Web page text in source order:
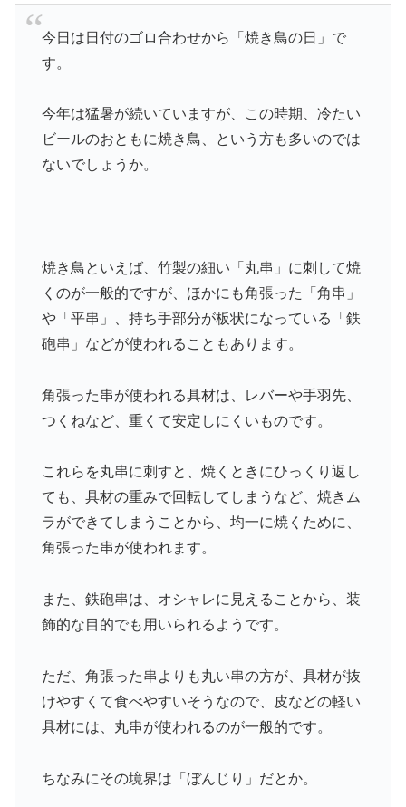
今日は日付のゴロ合わせから「焼き鳥の日」で
す。
今年は猛暑が続いていますが、この時期、冷たい
ビールのおともに焼き鳥、という方も多いのでは
ないでしょうか。
焼き鳥といえば、竹製の細い「丸串」に刺して焼
くのが一般的ですが、ほかにも角張った「角串」
や「平串」、持ち手部分が板状になっている「鉄
砲串」などが使われることもあります。
角張った串が使われる具材は、レバーや手羽先、
つくねなど、重くて安定しにくいものです。
これらを丸串に刺すと、焼くときにひっくり返し
ても、具材の重みで回転してしまうなど、焼きム
ラができてしまうことから、均一に焼くために、
角張った串が使われます。
また、鉄砲串は、オシャレに見えることから、装
飾的な目的でも用いられるようです。
ただ、角張った串よりも丸い串の方が、具材が抜
けやすくて食べやすいそうなので、皮などの軽い
具材には、丸串が使われるのが一般的です。
ちなみにその境界は「ぼんじり」だとか。